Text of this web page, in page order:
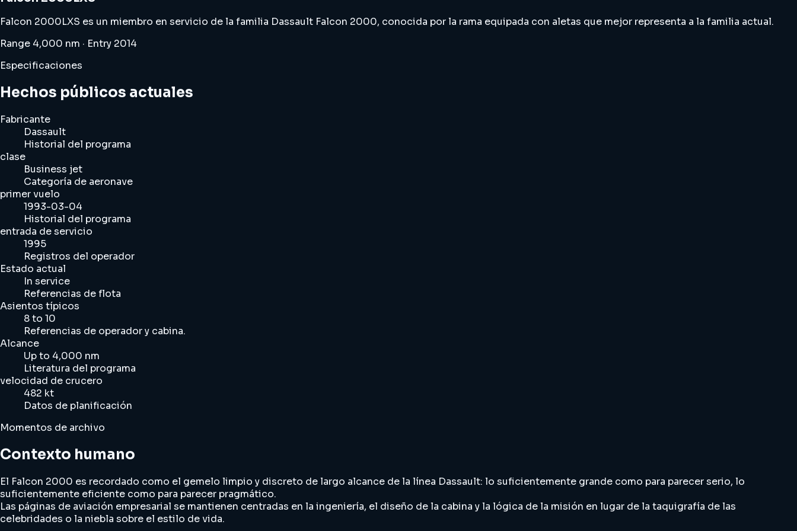
Falcon 2000LXS es ​​un miembro en servicio de la familia Dassault Falcon 2000, conocida por la rama equipada con aletas que mejor representa a la familia actual.
Range 4,000 nm · Entry 2014
Especificaciones
Hechos públicos actuales
Fabricante
Dassault
Historial del programa
clase
Business jet
Categoría de aeronave
primer vuelo
1993-03-04
Historial del programa
entrada de servicio
1995
Registros del operador
Estado actual
In service
Referencias de flota
Asientos típicos
8 to 10
Referencias de operador y cabina.
Alcance
Up to 4,000 nm
Literatura del programa
velocidad de crucero
482 kt
Datos de planificación
Momentos de archivo
Contexto humano
El Falcon 2000 es recordado como el gemelo limpio y discreto de largo alcance de la línea Dassault: lo suficientemente grande como para parecer serio, lo
suficientemente eficiente como para parecer pragmático.
Las páginas de aviación empresarial se mantienen centradas en la ingeniería, el diseño de la cabina y la lógica de la misión en lugar de la taquigrafía de las
celebridades o la niebla sobre el estilo de vida.